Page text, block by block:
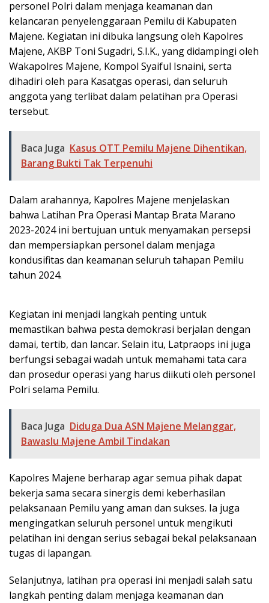
personel Polri dalam menjaga keamanan dan
kelancaran penyelenggaraan Pemilu di Kabupaten
Majene. Kegiatan ini dibuka langsung oleh Kapolres
Majene, AKBP Toni Sugadri, S.I.K., yang didampingi oleh
Wakapolres Majene, Kompol Syaiful Isnaini, serta
dihadiri oleh para Kasatgas operasi, dan seluruh
anggota yang terlibat dalam pelatihan pra Operasi
tersebut.
Baca Juga Kasus OTT Pemilu Majene Dihentikan,
Barang Bukti Tak Terpenuhi
Dalam arahannya, Kapolres Majene menjelaskan
bahwa Latihan Pra Operasi Mantap Brata Marano
2023-2024 ini bertujuan untuk menyamakan persepsi
dan mempersiapkan personel dalam menjaga
kondusifitas dan keamanan seluruh tahapan Pemilu
tahun 2024.
Kegiatan ini menjadi langkah penting untuk
memastikan bahwa pesta demokrasi berjalan dengan
damai, tertib, dan lancar. Selain itu, Latpraops ini juga
berfungsi sebagai wadah untuk memahami tata cara
dan prosedur operasi yang harus diikuti oleh personel
Polri selama Pemilu.
Baca Juga Diduga Dua ASN Majene Melanggar,
Bawaslu Majene Ambil Tindakan
Kapolres Majene berharap agar semua pihak dapat
bekerja sama secara sinergis demi keberhasilan
pelaksanaan Pemilu yang aman dan sukses. Ia juga
mengingatkan seluruh personel untuk mengikuti
pelatihan ini dengan serius sebagai bekal pelaksanaan
tugas di lapangan.
Selanjutnya, latihan pra operasi ini menjadi salah satu
langkah penting dalam menjaga keamanan dan